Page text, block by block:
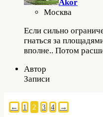
Akor
Москва
Если сильно
гнаться за
вполне.. Потом
Автор
Записи
← 1 2 3 4 →